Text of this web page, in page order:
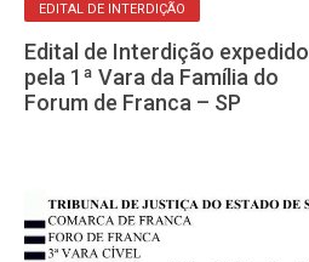
EDITAL DE INTERDIÇÃO
Edital de Interdição expedido
pela 1ª Vara da Família do
Forum de Franca – SP